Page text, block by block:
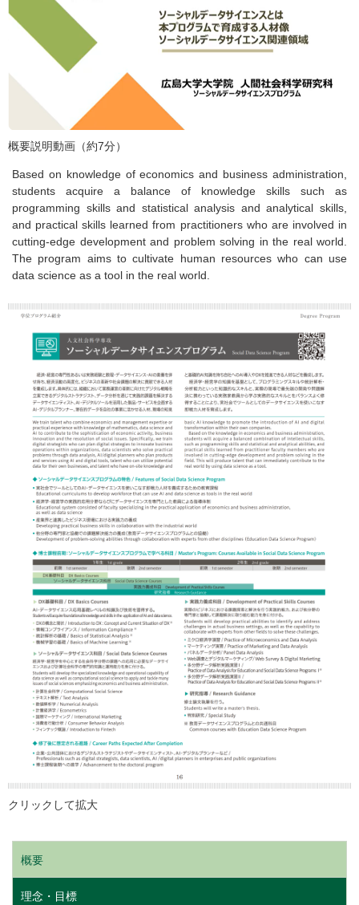
概要説明動画（約7分）
Based on knowledge of economics and business administration,
students acquire a balance of knowledge skills such as
programming skills and statistical analysis and analytical skills,
and practical skills learned from practitioners who are involved in
cutting-edge development and problem solving in the real world.
The program aims to cultivate human resources who can use
data science as a tool in the real world.
クリックして拡大
概要
理念・目標